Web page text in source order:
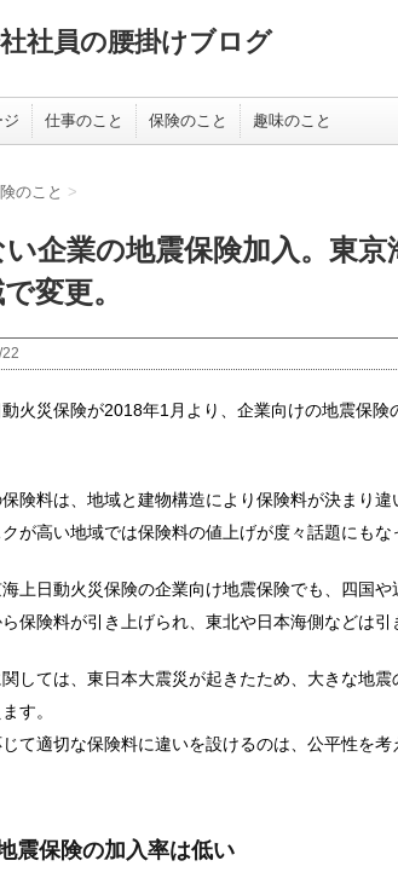
社員の腰掛けブログ
ジ 仕事のこと 保険のこと 趣味のこと
のこと >
企業の地震保険加入。東
変更。
火災保険が2018年1月より、企業向けの地震保険
険料は、地域と建物構造により保険料が決まり違
が高い地域では保険料の値上げが度々話題にもな
上日動火災保険の企業向け地震保険でも、四国
保険料が引き上げられ、東北や日本海側などは引
しては、東日本大震災が起きたため、大きな地
す。
じて適切な保険料に違いを設けるのは、公平性を
震保険の加入率は低い